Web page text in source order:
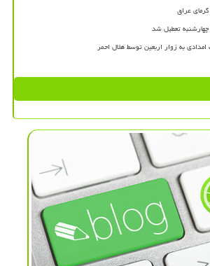
عراق
چهارشنبه تعطیل شد